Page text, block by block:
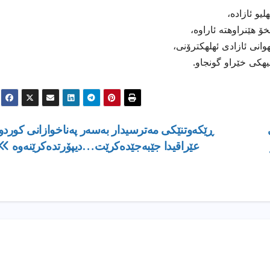
ئازاده،
هێنراوهته ئاراوه،
ئازادی ئهلهكترۆنی،
خێراو گونجاو.
ڕێكەوتنێكی مەترسیدار بەسەر پەناخوازانی
عێراقیدا جێبەجێدەكرێت…دیپۆرتدەكرێنەوە